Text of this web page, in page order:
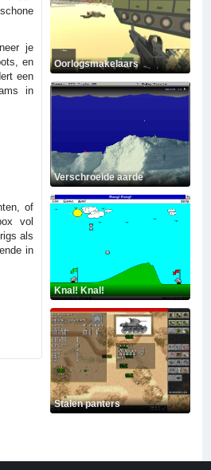
je
en
een
in
of
vol
als
in
Oorlogsmakelaars
Verschroeide aarde
Knal! Knal!
Stalen panters